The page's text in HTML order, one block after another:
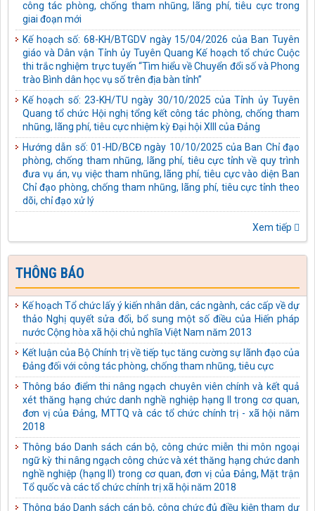
Kế hoạch số: 68-KH/BTGDV ngày 15/04/2026 của Ban Tuyên
giáo và Dân vận Tỉnh ủy Tuyên Quang Kế hoạch tổ chức Cuộc
thi trắc nghiệm trực tuyến “Tìm hiểu về Chuyển đổi số và Phong
trào Bình dân học vụ số trên địa bàn tỉnh”
Kế hoạch số: 23-KH/TU ngày 30/10/2025 của Tỉnh ủy Tuyên
Quang tổ chức Hội nghị tổng kết công tác phòng, chống tham
nhũng, lãng phí, tiêu cực nhiệm kỳ Đại hội XIII của Đảng
Hướng dẫn số: 01-HD/BCĐ ngày 10/10/2025 của Ban Chỉ đạo
phòng, chống tham nhũng, lãng phí, tiêu cực tỉnh về quy trình
đưa vụ án, vụ việc tham nhũng, lãng phí, tiêu cực vào diện Ban
Chỉ đạo phòng, chống tham nhũng, lãng phí, tiêu cực tỉnh theo
dõi, chỉ đạo xử lý
Kế hoạch số: 05-KH/TU ngày 03/10/2025 của Tỉnh ủy Tuyên
Quang thực hiện Chỉ thị số 43-CT/TW ngày 10/4/2025 của Bộ
Chính trị về tăng cường sự lãnh đạo của Đảng đối với công tác
thể chế hóa chủ trương, đường lối của Đảng về phòng, chống
Kế hoạch số: 04-KH/TU ngày 03/10/2025 của Tỉnh ủy Tuyên
của Bộ Chính trị về bảo vệ người đấu tranh chống tham nhũng,
lãng phí, tiêu cực
Công văn số: 488-CV/TU ngày 18/09/2025 của Tỉnh ủy Tuyên
Quang Về tiếp tục thực hiện Chi thị số 14-CT/TW ngày
01/7/2022 của Bộ Chính trị
Quyết định số: 395-QĐ/TU ngày 09/09/2025 của Tỉnh ủy Tuyên
Quang kiện toàn Ban Chỉ đạo phòng, chống tham nhũng, lãng
phí, tiêu cực tỉnh Tuyên Quang
Kế hoạch số: 40-KH/TU ngày 03/09/2025 của Tỉnh ủy Tuyên
Quang thực hiện Chỉ thị số 04-CT/TW ngày 02/6/2021 của Ban
Bí thư về tăng cường sự lãnh đạo của Đảng đối với công tác thu
hồi tài sản bị thất thoát, chiếm đoạt trong các vụ án hình sự về
tham nhũng, kinh tế
Kế hoạch số: 41-KH/TU ngày 03/09/2025 của Tỉnh ủy Tuyên
Xem tiếp
THÔNG BÁO
Kế hoạch Tổ chức lấy ý kiến nhân dân, các ngành, các cấp về dự
thảo Nghị quyết sửa đổi, bổ sung một số điều của Hiến pháp
nước Cộng hòa xã hội chủ nghĩa Việt Nam năm 2013
Kết luận của Bộ Chính trị về tiếp tục tăng cường sự lãnh đạo của
Đảng đối với công tác phòng, chống tham nhũng, tiêu cực
Thông báo điểm thi nâng ngạch chuyên viên chính và kết quả
xét thăng hạng chức danh nghề nghiệp hạng II trong cơ quan,
đơn vị của Đảng, MTTQ và các tổ chức chính trị - xã hội năm
2018
Thông báo Danh sách cán bộ, công chức miễn thi môn ngoại
ngữ kỳ thi nâng ngạch công chức và xét thăng hạng chức danh
nghề nghiệp (hạng II) trong cơ quan, đơn vị của Đảng, Mặt trận
Tổ quốc và các tổ chức chính trị xã hội năm 2018
Thông báo Danh sách cán bộ, công chức đủ điều kiện tham dự